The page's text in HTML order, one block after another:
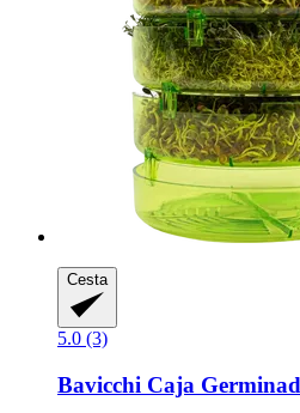
Cesta
5.0 (3)
Bavicchi Caja